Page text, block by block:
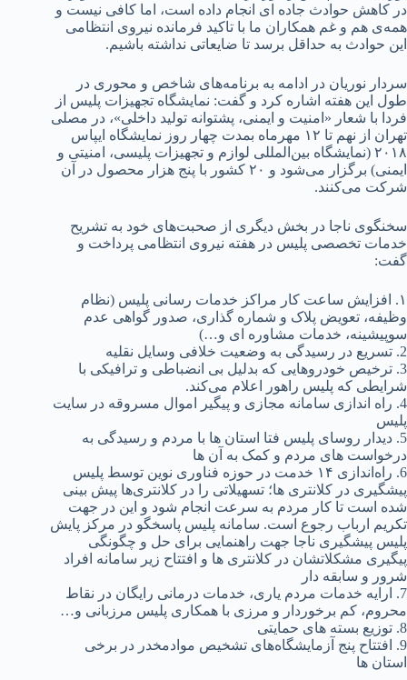
در کاهش حوادث جاده ای انجام داده است، اما کافی نیست و
همه‌ی هم و غم همکاران ما با تاکید فرمانده نیروی انتظامی
این حوادث به حداقل برسد تا ضایعاتی نداشته باشیم.
سردار نوریان در ادامه به برنامه‌های شاخص و محوری در
طول این هفته اشاره کرد و گفت: نمایشگاه تجهیزات پلیس از
فردا با شعار «امنیت و ایمنی، پشتوانه تولید داخلی»، در مصلی
تهران از نهم تا ۱۲ مهرماه بمدت چهار روز نمایشگاه ایپاس
۲۰۱۸ (نمایشگاه بین‌المللی لوازم و تجهیزات پلیسی، امنیتی و
ایمنی) برگزار می‌شود و ۲۰ کشور با پنج هزار محصول در آن
شرکت می‌کنند.
سخنگوی ناجا در بخش دیگری از صحبت‌های خود به تشریح
خدمات تخصصی پلیس در هفته نیروی انتظامی پرداخت و
گفت:
۱. افزایش ساعت کار مراکز خدمات رسانی پلیس (نظام
وظیفه، تعویض پلاک و شماره گذاری، صدور گواهی عدم
سوپیشینه، خدمات مشاوره ای و…)
2. تسریع در رسیدگی به وضعیت خلافی وسایل نقلیه
3. ترخیص خودروهایی که بدلیل بی انضباطی و ترافیکی با
شرایطی که پلیس راهور اعلام می‌کند.
4. راه اندازی سامانه مجازی و پیگیر اموال مسروقه در سایت
پلیس
5. دیدار روسای پلیس فتا استان ها با مردم و رسیدگی به
درخواست های مردم و کمک به آن ها
6. راه‌اندازی ۱۴ خدمت در حوزه فناوری نوین توسط پلیس
پیشگیری در کلانتری ها؛ تسهیلاتی را در کلانتری‌ها پیش بینی
شده است تا کار مردم به سرعت انجام شود و این در جهت
تکریم ارباب رجوع است. سامانه پلیس پاسخگو در مرکز پایش
پلیس پیشگیری ناجا جهت راهنمایی برای حل و چگونگی
پیگیری مشکلاتشان در کلانتری ها و افتتاح زیر سامانه افراد
شرور و سابقه دار
7. ارایه خدمات مردم یاری، خدمات درمانی رایگان در نقاط
محروم، کم برخوردار و مرزی با همکاری پلیس مرزبانی و…
8. توزیع بسته های حمایتی
9. افتتاح پنج آزمایشگاه‌های تشخیص موادمخدر در برخی
استان ها